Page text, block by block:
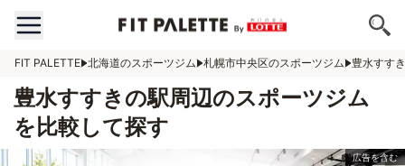
FIT PALETTE 北海道のスポーツジム 札幌市中央区のスポーツジム 豊水すす
豊水すすきの駅周辺のスポーツジム
を比較して探す